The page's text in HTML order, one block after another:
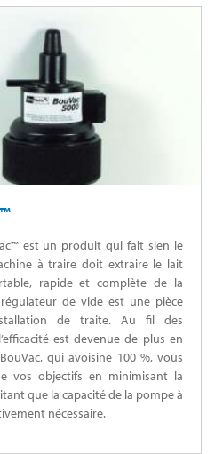
est un produit qui fait sien le
à traire doit extraire le lait
rapide et complète de la
de vide est une pièce
de traite. Au fil des
est devenue de plus en
qui avoisine 100 %, vous
vos objectifs en minimisant la
que la capacité de la pompe à
nécessaire.